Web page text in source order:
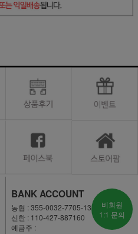
BANK ACCOUNT
농협 : 355-0032-7705-13
신한 : 110-427-887160
예금주 :
비회원
1:1 문의